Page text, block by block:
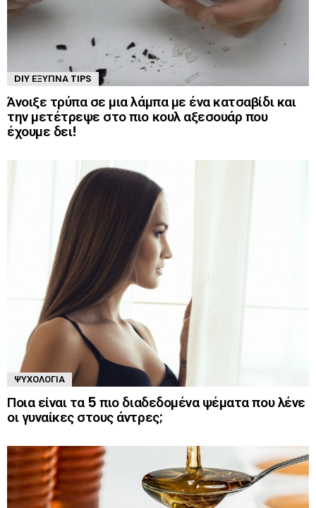
DIY ΈΞΥΠΝΑ TIPS
Άνοιξε τρύπα σε μια λάμπα με ένα κατσαβίδι και
την μετέτρεψε στο πιο κουλ αξεσουάρ που
έχουμε δει!
ΨΥΧΟΛΟΓΊΑ
Ποια είναι τα 5 πιο διαδεδομένα ψέματα που λένε
οι γυναίκες στους άντρες;